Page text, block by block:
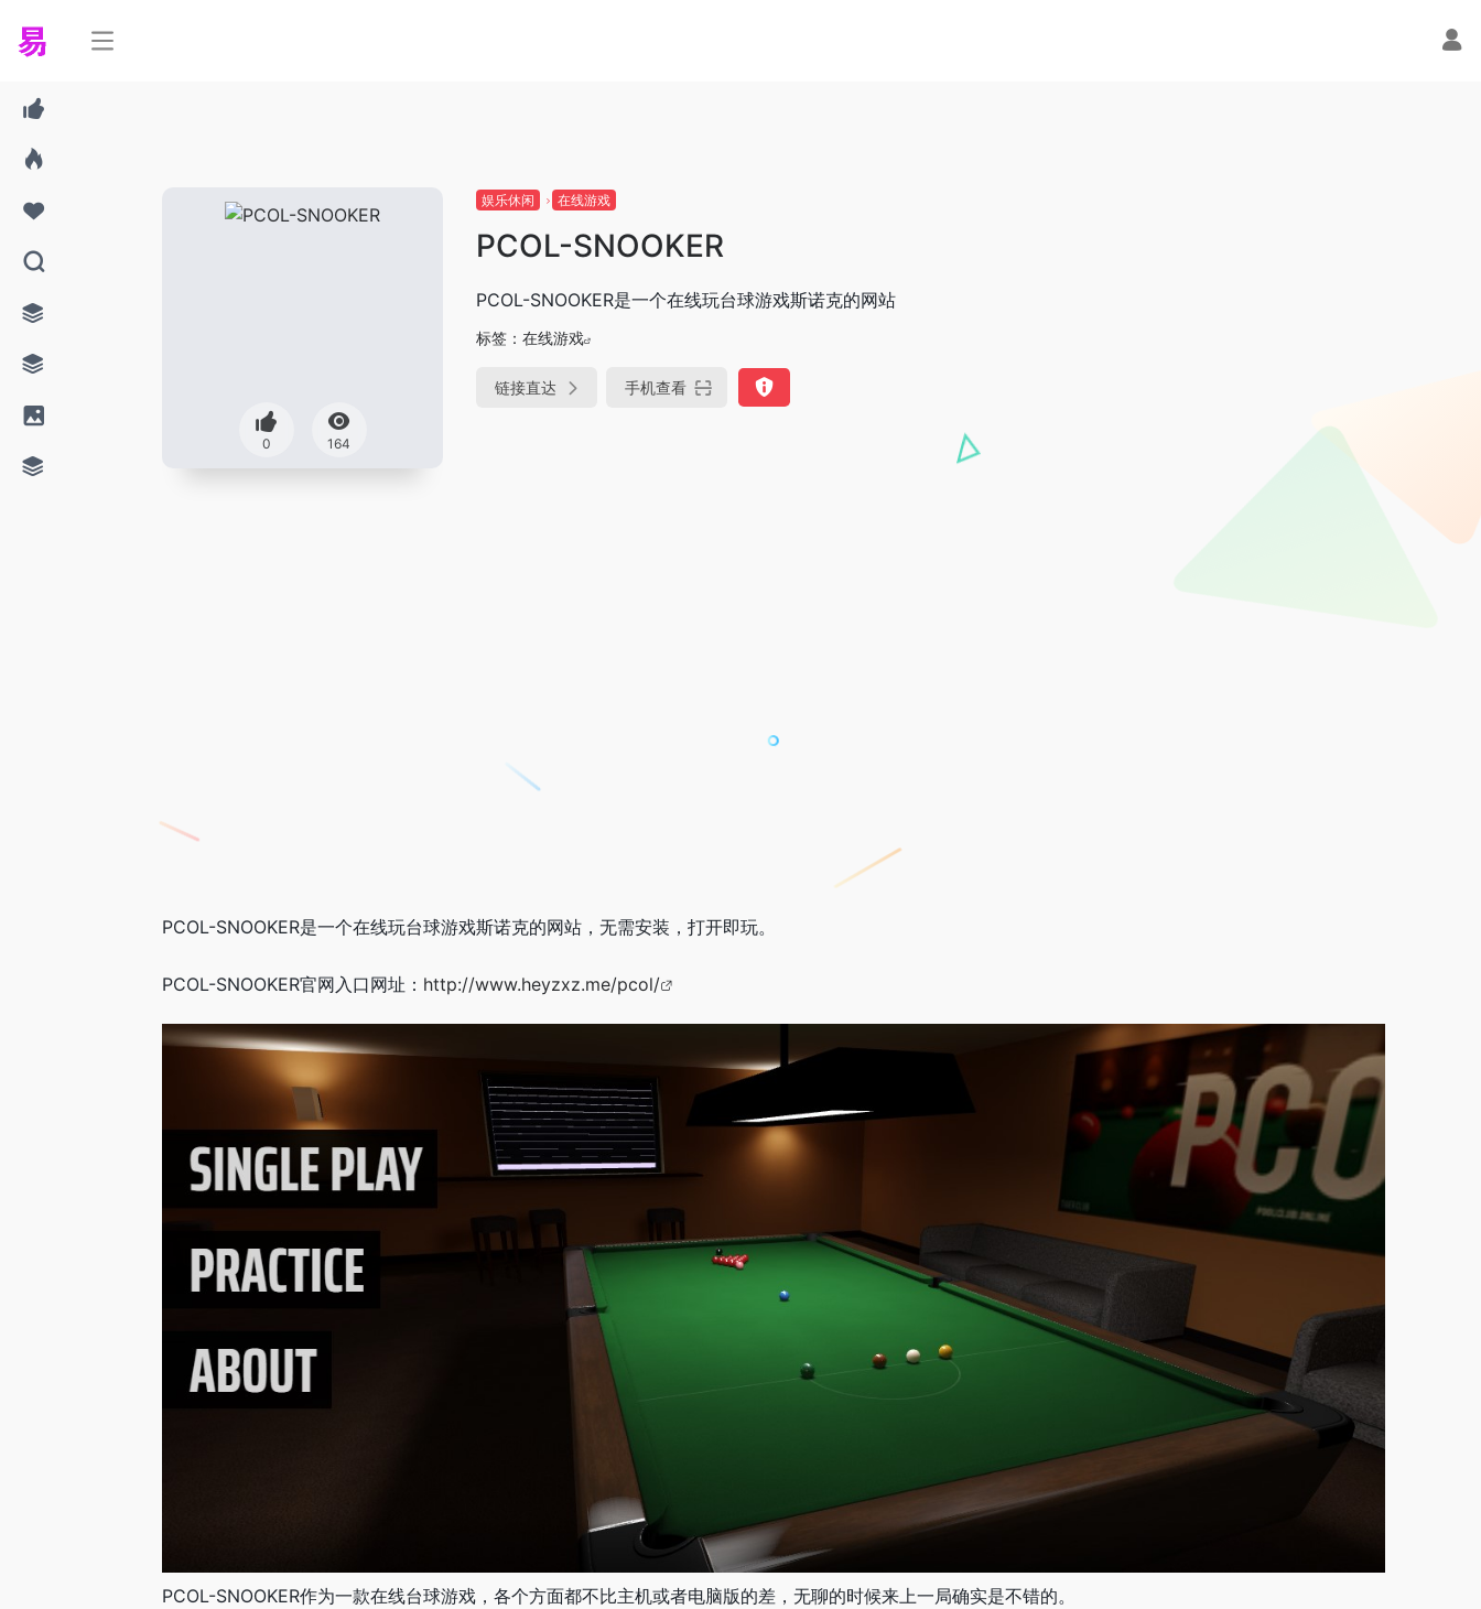
0 164
娱乐休闲 在线游戏
PCOL-SNOOKER
PCOL-SNOOKER是一个在线玩台球游戏斯诺克的网站
标签： 在线游戏
链接直达 手机查看
PCOL-SNOOKER是一个在线玩台球游戏斯诺克的网站，无需安装，打开即玩。
PCOL-SNOOKER官网入口网址： http://www.heyzxz.me/pcol/
PCOL-SNOOKER作为一款在线台球游戏，各个方面都不比主机或者电脑版的差，无聊的时候来上一局确实是不错的。